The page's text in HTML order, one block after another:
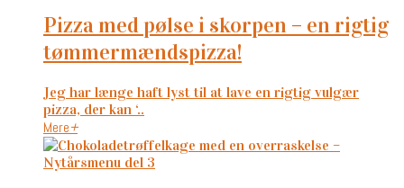
pizza med pølse i skorpen – en rigtig
tømmermændspizza!
Jeg har længe haft lyst til at lave en rigtig vulgær
pizza, der kan ‘..
Mere+